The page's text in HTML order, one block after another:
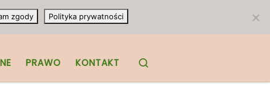
PRAWO KONTAKT
zgody Polityka prywatności